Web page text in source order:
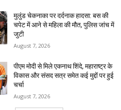
मुलुंड चेकनाका पर दर्दनाक हादसा: बस की
चपेट में आने से महिला की मौत, पुलिस जांच में
जुटी
August 7, 2026
पीएम मोदी से मिले एकनाथ शिंदे, महाराष्ट्र के
विकास और संसद सत्र समेत कई मुद्दों पर हुई
चर्चा
August 7, 2026